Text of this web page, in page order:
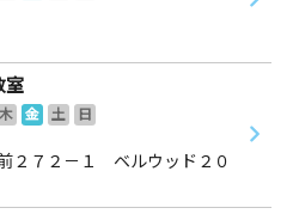
室
木 金 土
日
２７２－１ ベルウッド２０